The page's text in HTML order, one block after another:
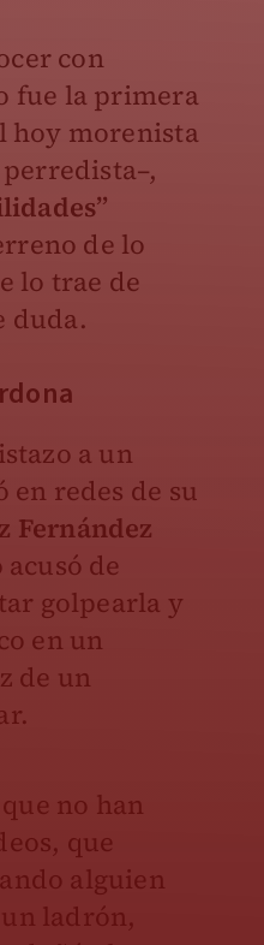
con
fue la primera
hoy morenista
de lo
lo trae de
duda.
a un
redes de su
Fernández
de
golpearla y
en un
de un
no han
que
alguien
ladrón,